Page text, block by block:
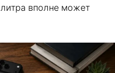
вполне может